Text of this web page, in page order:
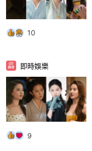
10
即時娛樂
9